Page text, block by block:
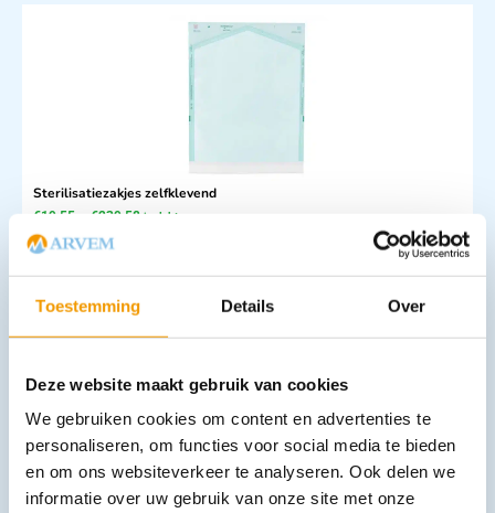
Toestemming Details Over
Deze website maakt gebruik van cookies
We gebruiken cookies om content en advertenties te
personaliseren, om functies voor social media te bieden
en om ons websiteverkeer te analyseren. Ook delen we
informatie over uw gebruik van onze site met onze
Sterilisatiezakjes zelfklevend
€19,55 €239,58 incl. btw
16.16 excl. btw
Opties bekijken
Leverbaar